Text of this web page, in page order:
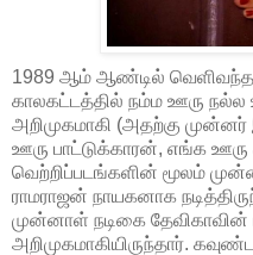
1989 ஆம் ஆண்டில்
காலகட்டத்தில் நம்ம ஊரு
அறிமுகமாகி (அதற்கு
ஊரு பாட்டுக்காரன், எங்க
வெற்றிப்படங்களின் மூலம்
ராமராஜன் நாயகனாக
முன்னாள் நடிகை
அறிமுகமாகியிருந்தார்.